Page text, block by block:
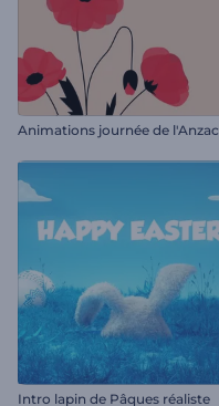
Animations journée de l'Anzac
Intro lapin de Pâques réaliste